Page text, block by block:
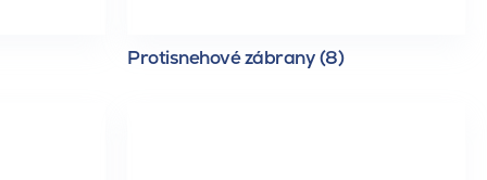
Protisnehové zábrany (8)